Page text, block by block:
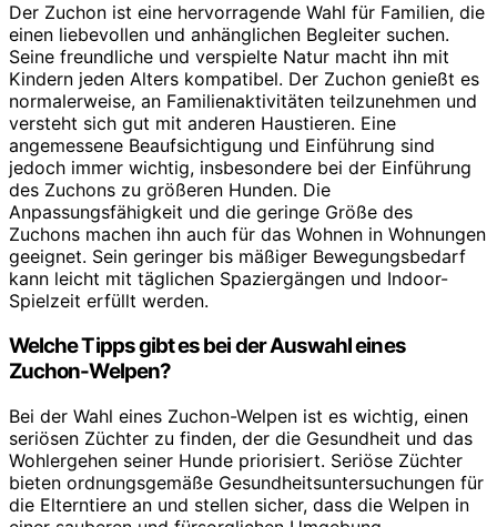
Der Zuchon ist eine hervorragende Wahl für Familien, die
einen liebevollen und anhänglichen Begleiter suchen.
Seine freundliche und verspielte Natur macht ihn mit
Kindern jeden Alters kompatibel. Der Zuchon genießt es
normalerweise, an Familienaktivitäten teilzunehmen und
versteht sich gut mit anderen Haustieren. Eine
angemessene Beaufsichtigung und Einführung sind
jedoch immer wichtig, insbesondere bei der Einführung
des Zuchons zu größeren Hunden. Die
Anpassungsfähigkeit und die geringe Größe des
Zuchons machen ihn auch für das Wohnen in Wohnungen
geeignet. Sein geringer bis mäßiger Bewegungsbedarf
kann leicht mit täglichen Spaziergängen und Indoor-
Spielzeit erfüllt werden.
Welche Tipps gibt es bei der Auswahl eines
Zuchon-Welpen?
Bei der Wahl eines Zuchon-Welpen ist es wichtig, einen
seriösen Züchter zu finden, der die Gesundheit und das
Wohlergehen seiner Hunde priorisiert. Seriöse Züchter
bieten ordnungsgemäße Gesundheitsuntersuchungen für
die Elterntiere an und stellen sicher, dass die Welpen in